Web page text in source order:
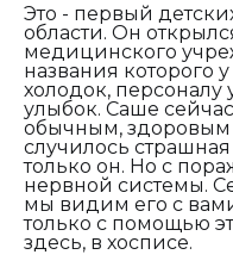
Это - первый
области. Он
медицинского
названия которого
холодок, персоналу
улыбок. Саше
обычным, здоровым
случилось
только он. Но с
нервной системы.
мы видим его с
только с помощью
здесь, в хосписе.